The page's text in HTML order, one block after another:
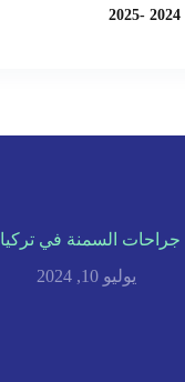
جراحات السمنة في تركيا 2024
يوليو 10, 2024